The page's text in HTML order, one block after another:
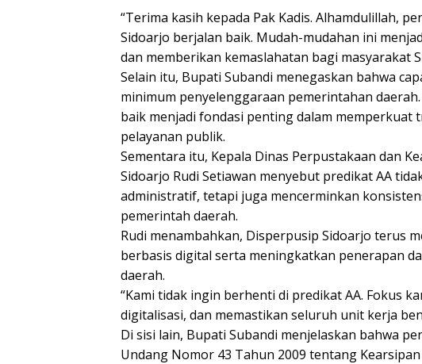
“Terima kasih kepada Pak Kadis. Alhamdulillah,
Sidoarjo berjalan baik. Mudah-mudahan ini
dan memberikan kemaslahatan bagi masyarakat
Selain itu, Bupati Subandi menegaskan bahwa
minimum penyelenggaraan pemerintahan
baik menjadi fondasi penting dalam memperkuat
pelayanan publik.
Sementara itu, Kepala Dinas Perpustakaan dan
Sidoarjo Rudi Setiawan menyebut predikat AA
administratif, tetapi juga mencerminkan
pemerintah daerah.
Rudi menambahkan, Disperpusip Sidoarjo terus
berbasis digital serta meningkatkan penerapan
daerah.
“Kami tidak ingin berhenti di predikat AA. Fokus
digitalisasi, dan memastikan seluruh unit kerja
Di sisi lain, Bupati Subandi menjelaskan bahwa
Undang Nomor 43 Tahun 2009 tentang